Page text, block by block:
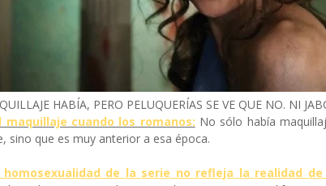
HABÍA, PERO PELUQUERÍAS SE VE QUE NO. NI
cuando los romanos: No sólo había
sino que es muy anterior a esa época.
de la serie no refleja la realidad de